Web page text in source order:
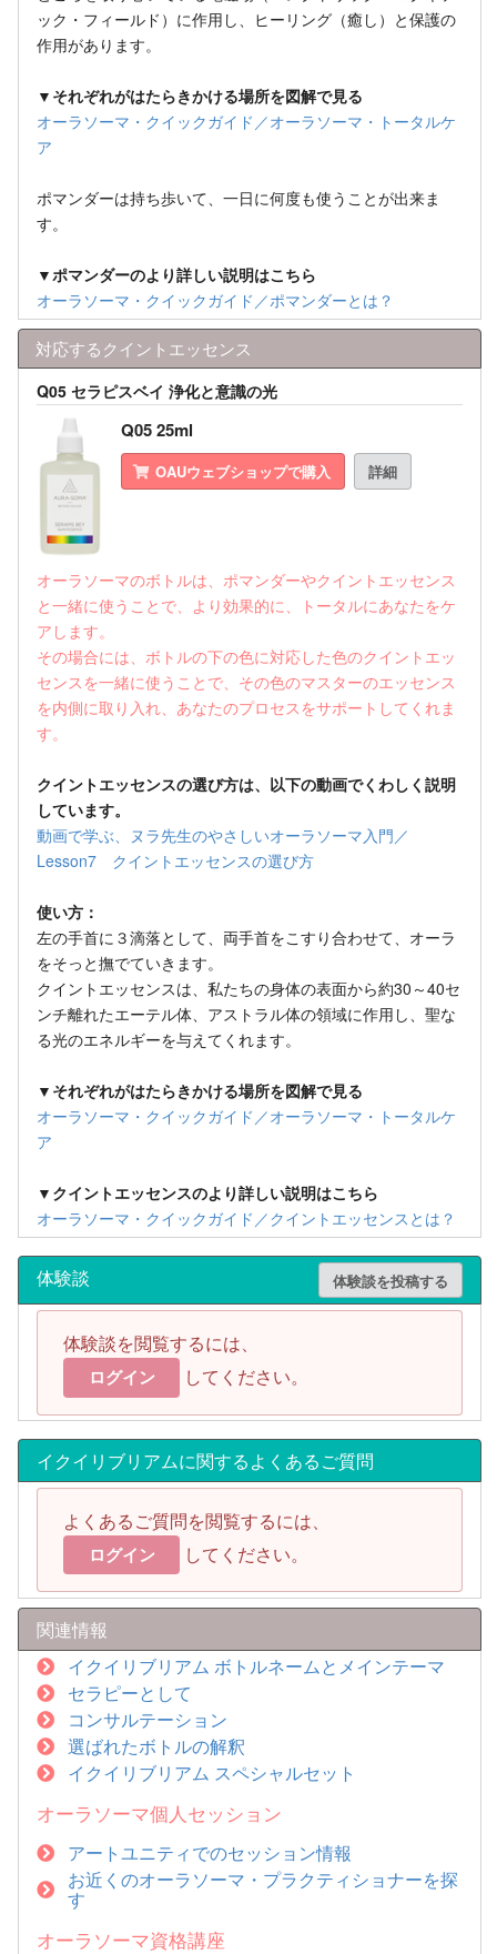
ック・フィールド）に作用し、ヒーリング（癒し）と保護の
作用があります。
▼それぞれがはたらきかける場所を図解で見る
オーラソーマ・クイックガイド／オーラソーマ・トータルケ
ア
ポマンダーは持ち歩いて、一日に何度も使うことが出来ま
す。
▼ポマンダーのより詳しい説明はこちら
オーラソーマ・クイックガイド／ポマンダーとは？
対応するクイントエッセンス
Q05 セラピスベイ 浄化と意識の光
Q05 25ml
OAUウェブショップで購入 詳細
オーラソーマのボトルは、ポマンダーやクイントエッセンス
と一緒に使うことで、より効果的に、トータルにあなたをケ
アします。
その場合には、ボトルの下の色に対応した色のクイントエッ
センスを一緒に使うことで、その色のマスターのエッセンス
を内側に取り入れ、あなたのプロセスをサポートしてくれま
す。
クイントエッセンスの選び方は、以下の動画でくわしく説明
しています。
動画で学ぶ、ヌラ先生のやさしいオーラソーマ入門／
Lesson7 クイントエッセンスの選び方
使い方：
左の手首に３滴落として、両手首をこすり合わせて、オーラ
をそっと撫でていきます。
クイントエッセンスは、私たちの身体の表面から約30～40セ
ンチ離れたエーテル体、アストラル体の領域に作用し、聖な
る光のエネルギーを与えてくれます。
▼それぞれがはたらきかける場所を図解で見る
オーラソーマ・クイックガイド／オーラソーマ・トータルケ
ア
▼クイントエッセンスのより詳しい説明はこちら
オーラソーマ・クイックガイド／クイントエッセンスとは？
体験談 体験談を投稿する
体験談を閲覧するには、
ログイン してください。
イクイリブリアムに関するよくあるご質問
よくあるご質問を閲覧するには、
ログイン してください。
関連情報
イクイリブリアム ボトルネームとメインテーマ
セラピーとして
コンサルテーション
選ばれたボトルの解釈
イクイリブリアム スペシャルセット
オーラソーマ個人セッション
アートユニティでのセッション情報
お近くのオーラソーマ・プラクティショナーを探
す
オーラソーマ資格講座